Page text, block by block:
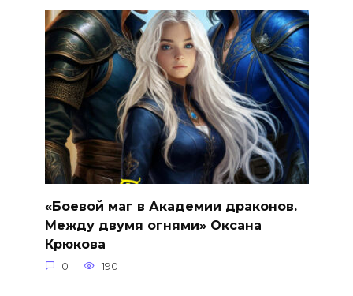
«Боевой маг в Академии драконов.
Между двумя огнями» Оксана
Крюкова
0 190